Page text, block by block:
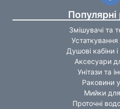
Популярні
Змішувачі та
Душові кабіни
Аксесуари
Унітази та
Раковини
Мийки для
Проточні